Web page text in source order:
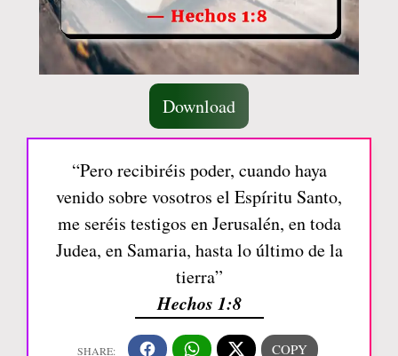
Download
“Pero recibiréis poder, cuando haya
venido sobre vosotros el Espíritu Santo,
me seréis testigos en Jerusalén, en toda
Judea, en Samaria, hasta lo último de la
tierra”
Hechos 1:8